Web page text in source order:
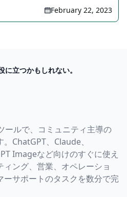
February 22, 2023
に立つかもしれない。
ールで、コミュニティ主導の
ChatGPT、Claude、
Imageなど向けのすぐに使え
ング、営業、オペレーショ
ーサポートのタスクを数分で完